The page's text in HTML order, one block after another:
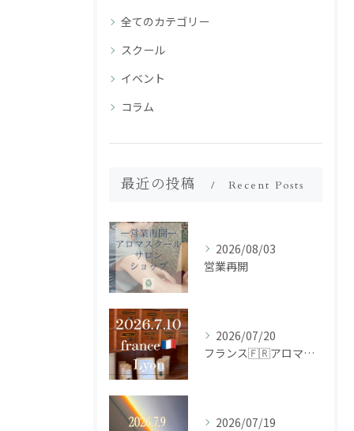
全てのカテゴリー
スクール
イベント
コラム
最近の投稿 Recent Posts
2026/08/03
営業再開
2026/07/20
フランス🇫🇷アロマ研修ツアー𝗱𝗮𝘆𝟮
2026/07/19